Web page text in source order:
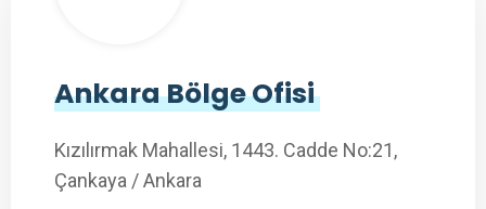
Ankara Bölge Ofisi
Kızılırmak Mahallesi, 1443. Cadde No:21,
Çankaya / Ankara